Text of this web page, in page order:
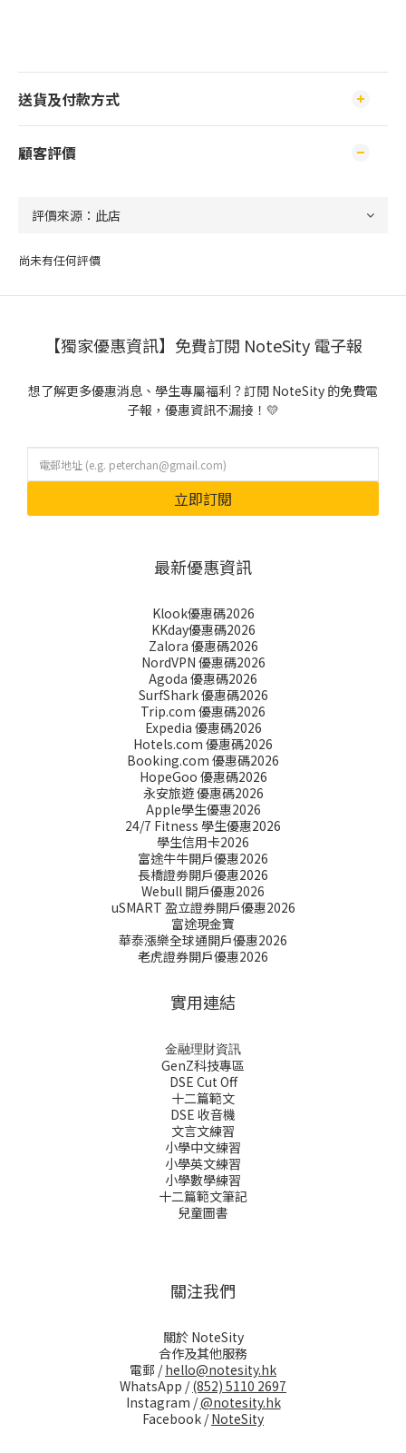
送貨及付款方式
顧客評價
尚未有任何評價
【獨家優惠資訊】免費訂閱 NoteSity 電子報
想了解更多優惠消息、學生專屬福利？訂閱 NoteSity 的免費電
子報，優惠資訊不漏接！💛
立即訂閱
最新優惠資訊
Klook優惠碼2026
KKday優惠碼2026
Zalora 優惠碼2026
NordVPN 優惠碼2026
Agoda 優惠碼2026
SurfShark 優惠碼2026
Trip.com 優惠碼2026
Expedia 優惠碼2026
Hotels.com 優惠碼2026
Booking.com 優惠碼2026
HopeGoo 優惠碼2026
永安旅遊 優惠碼2026
Apple學生優惠2026
24/7 Fitness 學生優惠2026
學生信用卡2026
富途牛牛開戶優惠2026
長橋證劵開戶優惠2026
Webull 開戶優惠2026
uSMART 盈立證券開戶優惠2026
富途現金寶
華泰漲樂全球通開戶優惠2026
老虎證券開戶優惠2026
實用連結
金融理財資訊
GenZ科技專區
DSE Cut Off
十二篇範文
DSE 收音機
文言文練習
小學中文練習
小學英文練習
小學數學練習
十二篇範文筆記
兒童圖書
關注我們
關於 NoteSity
合作及其他服務
電郵 /hello@notesity.hk
WhatsApp /(852) 5110 2697
Instagram /@notesity.hk
Facebook /NoteSity